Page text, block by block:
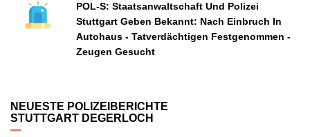
POL-S: Staatsanwaltschaft Und Polizei
Stuttgart Geben Bekannt: Nach Einbruch In
Autohaus - Tatverdächtigen Festgenommen -
Zeugen Gesucht
NEUESTE POLIZEIBERICHTE
STUTTGART DEGERLOCH